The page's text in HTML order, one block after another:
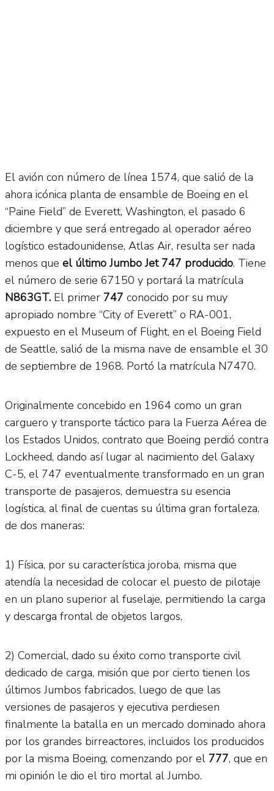
El avión con número de línea 1574, que salió de la
ahora icónica planta de ensamble de Boeing en el
“Paine Field” de Everett, Washington, el pasado 6
diciembre y que será entregado al operador aéreo
logístico estadounidense, Atlas Air, resulta ser nada
menos que el último Jumbo Jet 747 producido. Tiene
el número de serie 67150 y portará la matrícula
N863GT. El primer 747 conocido por su muy
apropiado nombre “City of Everett” o RA-001,
expuesto en el Museum of Flight, en el Boeing Field
de Seattle, salió de la misma nave de ensamble el 30
de septiembre de 1968. Portó la matrícula N7470.
Originalmente concebido en 1964 como un gran
carguero y transporte táctico para la Fuerza Aérea de
los Estados Unidos, contrato que Boeing perdió contra
Lockheed, dando así lugar al nacimiento del Galaxy
C-5, el 747 eventualmente transformado en un gran
transporte de pasajeros, demuestra su esencia
logística, al final de cuentas su última gran fortaleza,
de dos maneras:
1) Física, por su característica joroba, misma que
atendía la necesidad de colocar el puesto de pilotaje
en un plano superior al fuselaje, permitiendo la carga
y descarga frontal de objetos largos,
2) Comercial, dado su éxito como transporte civil
dedicado de carga, misión que por cierto tienen los
últimos Jumbos fabricados, luego de que las
versiones de pasajeros y ejecutiva perdiesen
finalmente la batalla en un mercado dominado ahora
por los grandes birreactores, incluidos los producidos
por la misma Boeing, comenzando por el 777, que en
mi opinión le dio el tiro mortal al Jumbo.